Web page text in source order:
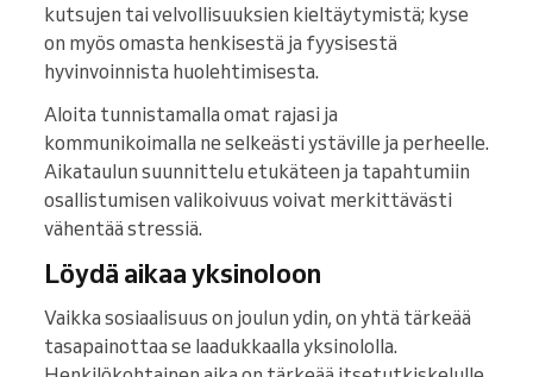
kutsujen tai velvollisuuksien kieltäytymistä; kyse
on myös omasta henkisestä ja fyysisestä
hyvinvoinnista huolehtimisesta.
Aloita tunnistamalla omat rajasi ja
kommunikoimalla ne selkeästi ystäville ja perheelle.
Aikataulun suunnittelu etukäteen ja tapahtumiin
osallistumisen valikoivuus voivat merkittävästi
vähentää stressiä.
Löydä aikaa yksinoloon
Vaikka sosiaalisuus on joulun ydin, on yhtä tärkeää
tasapainottaa se laadukkaalla yksinololla.